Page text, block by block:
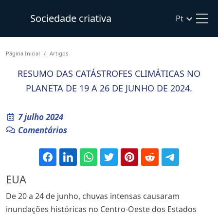
Sociedade criativa Pt
Página Inicial Artigos
RESUMO DAS CATÁSTROFES CLIMÁTICAS NO
PLANETA DE 19 A 26 DE JUNHO DE 2024.
7 julho 2024
Comentários
EUA
De 20 a 24 de junho, chuvas intensas causaram
inundações históricas no Centro-Oeste dos Estados